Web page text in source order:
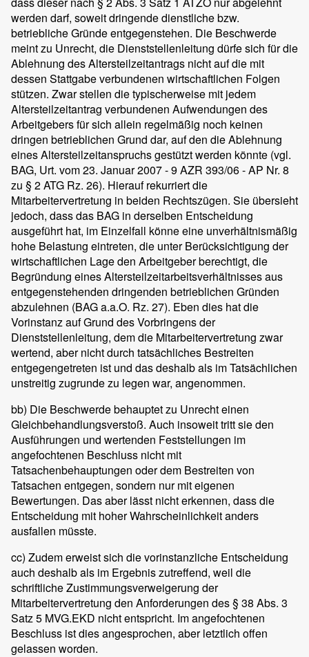
werden darf, soweit dringende dienstliche bzw.
betriebliche Gründe entgegenstehen. Die Beschwerde
meint zu Unrecht, die Dienststellenleitung dürfe sich für die
Ablehnung des Altersteilzeitantrags nicht auf die mit
dessen Stattgabe verbundenen wirtschaftlichen Folgen
stützen. Zwar stellen die typischerweise mit jedem
Altersteilzeitantrag verbundenen Aufwendungen des
Arbeitgebers für sich allein regelmäßig noch keinen
dringen betrieblichen Grund dar, auf den die Ablehnung
eines Altersteilzeitanspruchs gestützt werden könnte (vgl.
BAG, Urt. vom 23. Januar 2007 - 9 AZR 393/06 - AP Nr. 8
zu § 2 ATG Rz. 26). Hierauf rekurriert die
Mitarbeitervertretung in beiden Rechtszügen. Sie übersieht
jedoch, dass das BAG in derselben Entscheidung
ausgeführt hat, im Einzelfall könne eine unverhältnismäßig
hohe Belastung eintreten, die unter Berücksichtigung der
wirtschaftlichen Lage den Arbeitgeber berechtigt, die
Begründung eines Altersteilzeitarbeitsverhältnisses aus
entgegenstehenden dringenden betrieblichen Gründen
abzulehnen (BAG a.a.O. Rz. 27). Eben dies hat die
Vorinstanz auf Grund des Vorbringens der
Dienststellenleitung, dem die Mitarbeitervertretung zwar
wertend, aber nicht durch tatsächliches Bestreiten
entgegengetreten ist und das deshalb als im Tatsächlichen
unstreitig zugrunde zu legen war, angenommen.
bb) Die Beschwerde behauptet zu Unrecht einen
Gleichbehandlungsverstoß. Auch insoweit tritt sie den
Ausführungen und wertenden Feststellungen im
angefochtenen Beschluss nicht mit
Tatsachenbehauptungen oder dem Bestreiten von
Tatsachen entgegen, sondern nur mit eigenen
Bewertungen. Das aber lässt nicht erkennen, dass die
Entscheidung mit hoher Wahrscheinlichkeit anders
ausfallen müsste.
cc) Zudem erweist sich die vorinstanzliche Entscheidung
auch deshalb als im Ergebnis zutreffend, weil die
schriftliche Zustimmungsverweigerung der
Mitarbeitervertretung den Anforderungen des § 38 Abs. 3
Satz 5 MVG.EKD nicht entspricht. Im angefochtenen
Beschluss ist dies angesprochen, aber letztlich offen
gelassen worden.